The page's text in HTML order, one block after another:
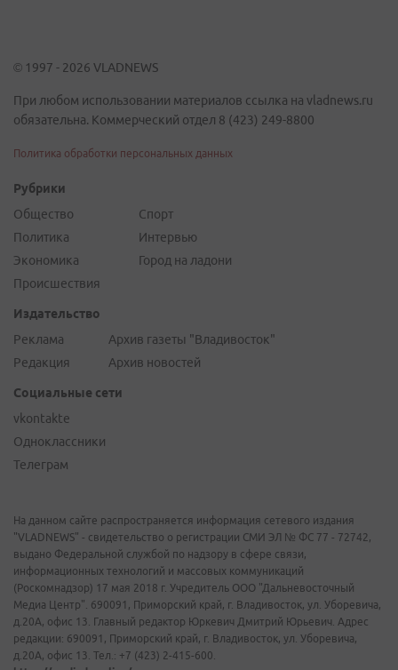
© 1997 - 2026 VLADNEWS
При любом использовании материалов ссылка на vladnews.ru
обязательна. Коммерческий отдел 8 (423) 249-8800
Политика обработки персональных данных
Рубрики
Общество
Политика
Экономика
Происшествия
Спорт
Интервью
Город на ладони
Издательство
Реклама
Редакция
Архив газеты "Владивосток"
Архив новостей
Социальные сети
vkontakte
Одноклассники
Телеграм
На данном сайте распространяется информация сетевого издания
"VLADNEWS" - свидетельство о регистрации СМИ ЭЛ № ФС 77 - 72742,
выдано Федеральной службой по надзору в сфере связи,
информационных технологий и массовых коммуникаций
(Роскомнадзор) 17 мая 2018 г. Учредитель ООО "Дальневосточный
Медиа Центр". 690091, Приморский край, г. Владивосток, ул. Уборевича,
д.20А, офис 13. Главный редактор Юркевич Дмитрий Юрьевич. Адрес
редакции: 690091, Приморский край, г. Владивосток, ул. Уборевича,
д.20А, офис 13. Тел.: +7 (423) 2-415-600.